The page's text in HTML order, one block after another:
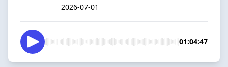
2026-07-01
01:04:47